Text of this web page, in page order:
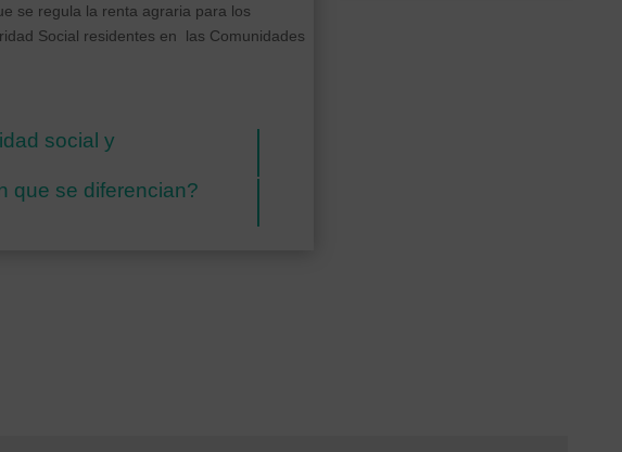
se regula la renta agraria para los
Social residentes en las Comunidades
social y
que se diferencian?